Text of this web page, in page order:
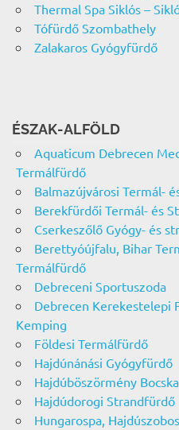
Thermal Spa Siklós –
Tófürdő Szombathely
Zalakaros Gyógyfürdő
ÉSZAK-ALFÖLD
Aquaticum Debrecen
Termálfürdő
Balmazújvárosi Termál-
Berekfürdői Termál- és
Cserkeszőlő Gyógy- és
Berettyóújfalu, Bihar
Termálfürdő
Debreceni Sportuszoda
Debrecen Kerekestelepi
Kemping
Földesi Termálfürdő
Hajdúnánási Gyógyfürdő
Hajdúböszörmény
Hajdúdorogi Strandfürdő
Hungarospa,